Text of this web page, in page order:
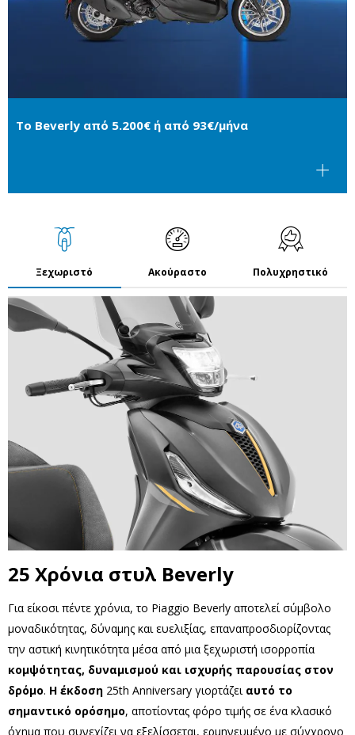
Το Beverly από 5.200€ ή από 93€/μήνα
Ξεχωριστό Ακούραστο Πολυχρηστικό
25 Χρόνια στυλ Beverly
Για είκοσι πέντε χρόνια, το Piaggio Beverly αποτελεί σύμβολο
μοναδικότητας, δύναμης και ευελιξίας, επαναπροσδιορίζοντας
την αστική κινητικότητα μέσα από μια ξεχωριστή ισορροπία
κομψότητας, δυναμισμού και ισχυρής παρουσίας στον
δρόμο. Η έκδοση 25th Anniversary γιορτάζει αυτό το
σημαντικό ορόσημο, αποτίοντας φόρο τιμής σε ένα κλασικό
όχημα που συνεχίζει να εξελίσσεται, ερμηνευμένο με σύγχρονο